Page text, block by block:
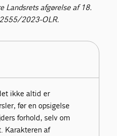
Landsrets afgørelse af 18.
2023-OLR.
ikke altid er
før en opsigelse
forhold, selv om
Karakteren af